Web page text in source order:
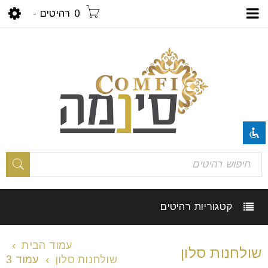
0 רהיטים -
קטגוריות רהיטים
שולחנות סלון עמוד הבית ›
שולחנות סלון
› עמוד 3
השבת את ההבזקים
settings צבע רקע
zoom_in זום (הגדלה)